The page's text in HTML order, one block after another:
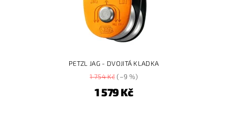
PETZL JAG - DVOJITÁ KLADKA
1 754 Kč(–9 %)
1 579 Kč